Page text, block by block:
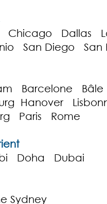
Chicago Dallas
San Diego San
Barcelone
Hanover
Paris Rome
Doha Dubai
Sydney